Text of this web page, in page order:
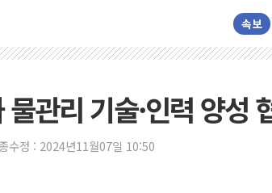
속보
관리 기술·인력 양성
수정 : 2024년11월07일 10:50